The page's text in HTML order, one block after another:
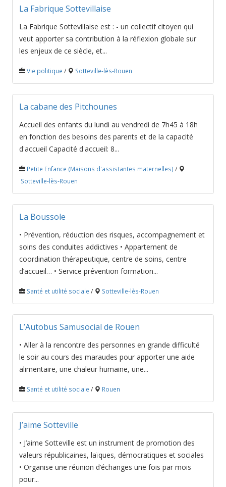
La Fabrique Sottevillaise
La Fabrique Sottevillaise est : - un collectif citoyen qui
veut apporter sa contribution à la réflexion globale sur
les enjeux de ce siècle, et...
Vie politique / Sotteville-lès-Rouen
La cabane des Pitchounes
Accueil des enfants du lundi au vendredi de 7h45 à 18h
en fonction des besoins des parents et de la capacité
d'accueil Capacité d'accueil: 8...
Petite Enfance (Maisons d'assistantes maternelles) /
Sotteville-lès-Rouen
La Boussole
• Prévention, réduction des risques, accompagnement et
soins des conduites addictives • Appartement de
coordination thérapeutique, centre de soins, centre
d’accueil… • Service prévention formation...
Santé et utilité sociale / Sotteville-lès-Rouen
L’Autobus Samusocial de Rouen
• Aller à la rencontre des personnes en grande difficulté
le soir au cours des maraudes pour apporter une aide
alimentaire, une chaleur humaine, une...
Santé et utilité sociale / Rouen
J’aime Sotteville
• J’aime Sotteville est un instrument de promotion des
valeurs républicaines, laïques, démocratiques et sociales
• Organise une réunion d’échanges une fois par mois
pour...